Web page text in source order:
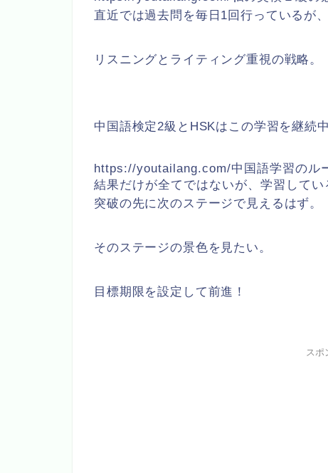
直近では過去問を毎日1回行っているが
リスニングとライティング重視の戦略。
中国語検定2級とHSKはこの学習を継続中
https://youtailang.com/中国語学習のル
結果だけが全てではないが、学習して
突破の先に次のステージで見えるはず。
そのステージの景色を見たい。
目標期限を設定して前進！
スポ